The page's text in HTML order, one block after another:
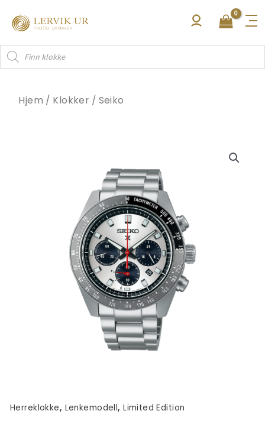
rett
innholdet
Products
search
Hjem / Klokker / Seiko
Herreklokke, Lenkemodell,Limited Edition